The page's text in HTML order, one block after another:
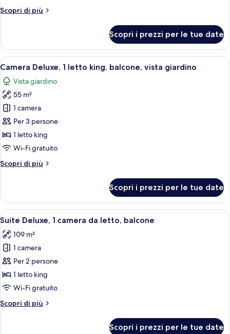
king,
giardino
Scopri di più
Altri
Deluxe,
letto
terrazzo,
vista
giardino
Scopri i prezzi per le tue date
Apri
tutte
le
foto
per
Camera
Deluxe,
1
king,
giardino
Una camera d'albergo con una
11
Camera Deluxe, 1 letto king, balcone, vista giardino
Vista giardino
55 m²
1 camera
Per 3 persone
1 letto king
Wi-Fi gratuito
Scopri di più
Altri
Deluxe,
letto
balcone,
vista
Scopri i prezzi per le tue date
Apri
tutte
le
foto
per
Suite
Deluxe,
camera
Una camera d'albergo moderna
12
Suite Deluxe, 1 camera da letto, balcone
109 m²
1 camera
Per 2 persone
1 letto king
Wi-Fi gratuito
Scopri di più
Altri
Scopri i prezzi per le tue date